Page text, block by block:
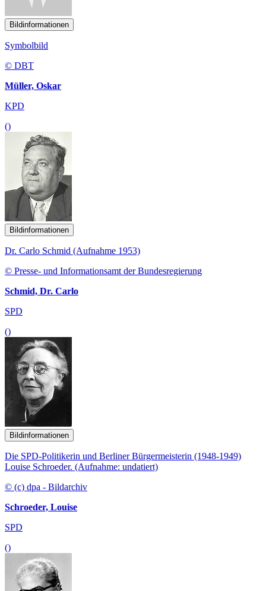
Bildinformationen
Symbolbild
© DBT
Müller, Oskar
KPD
()
Bildinformationen
Dr. Carlo Schmid (Aufnahme 1953)
© Presse- und Informationsamt der Bundesregierung
Schmid, Dr. Carlo
SPD
()
Bildinformationen
Die SPD-Politikerin und Berliner Bürgermeisterin (1948-1949)
Louise Schroeder. (Aufnahme: undatiert)
© (c) dpa - Bildarchiv
Schroeder, Louise
SPD
()